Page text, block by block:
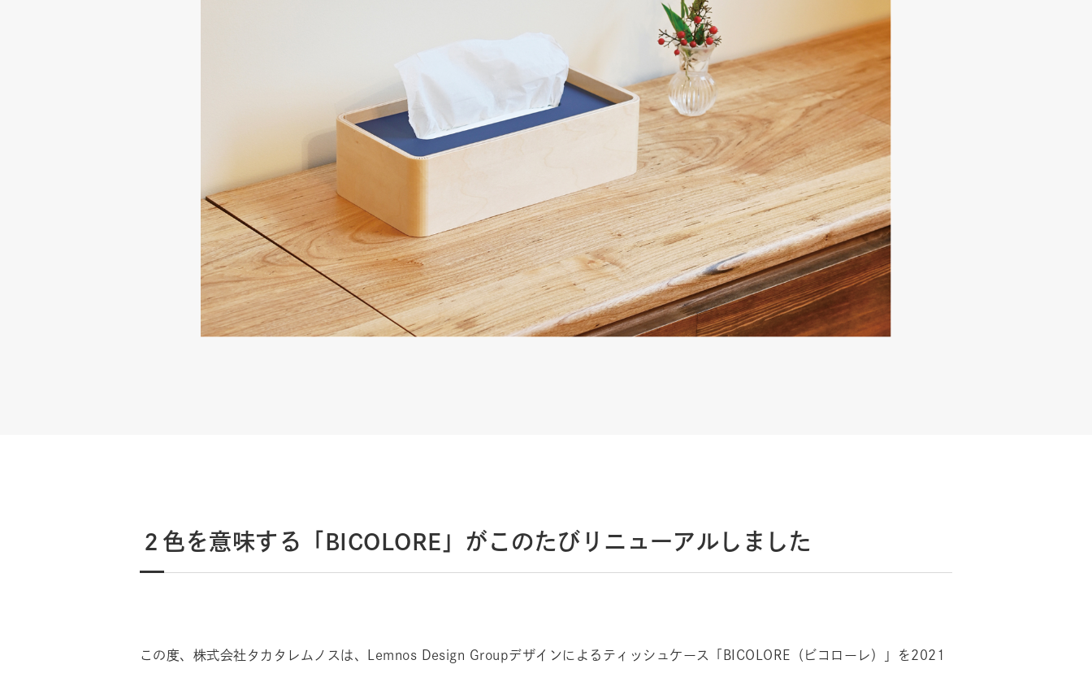
２色を意味する「BICOLORE」がこのたびリニューアルしました
この度、株式会社タカタレムノスは、Lemnos Design Groupデザインによるティッシュケース「BICOLORE（ビコローレ）」を2021